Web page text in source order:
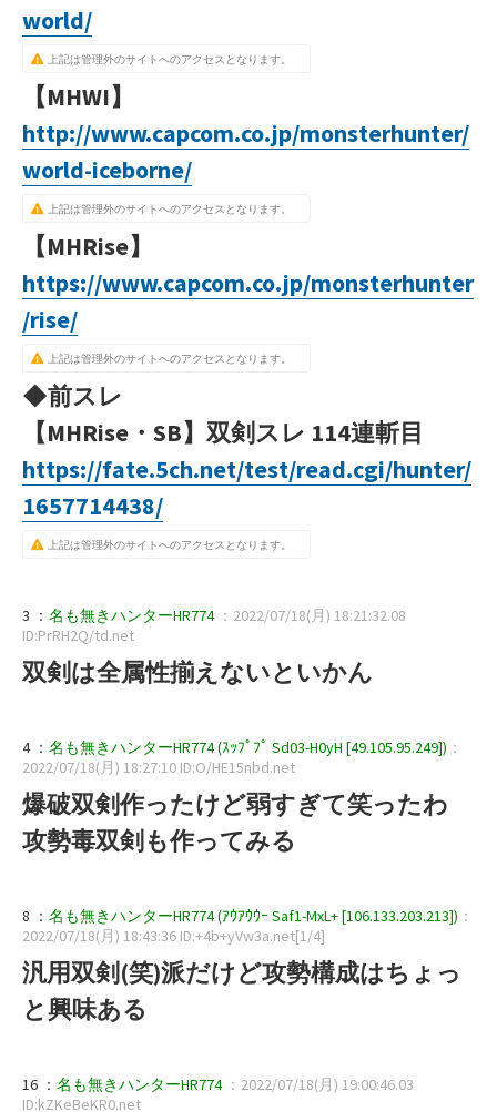
world/
上記は管理外のサイトへのアクセスとなります。
【MHWI】
http://www.capcom.co.jp/monsterhunter/
world-iceborne/
上記は管理外のサイトへのアクセスとなります。
【MHRise】
https://www.capcom.co.jp/monsterhunter
/rise/
上記は管理外のサイトへのアクセスとなります。
◆前スレ
【MHRise・SB】双剣スレ 114連斬目
https://fate.5ch.net/test/read.cgi/hunter/
1657714438/
上記は管理外のサイトへのアクセスとなります。
3 ： 名も無きハンターHR774 ：2022/07/18(月) 18:21:32.08
ID:PrRH2Q/td.net
双剣は全属性揃えないといかん
4 ： 名も無きハンターHR774 (ｽｯﾌﾟﾌﾟ Sd03-H0yH [49.105.95.249]) ：
2022/07/18(月) 18:27:10 ID:O/HE15nbd.net
爆破双剣作ったけど弱すぎて笑ったわ
攻勢毒双剣も作ってみる
8 ： 名も無きハンターHR774 (ｱｳｱｳｳｰ Saf1-MxL+ [106.133.203.213]) ：
2022/07/18(月) 18:43:36 ID:+4b+yVw3a.net[1/4]
汎用双剣(笑)派だけど攻勢構成はちょっ
と興味ある
16 ： 名も無きハンターHR774 ：2022/07/18(月) 19:00:46.03
ID:kZKeBeKR0.net